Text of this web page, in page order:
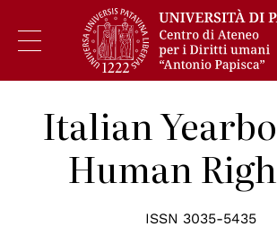
Italian
Human
ISSN 3035-5435